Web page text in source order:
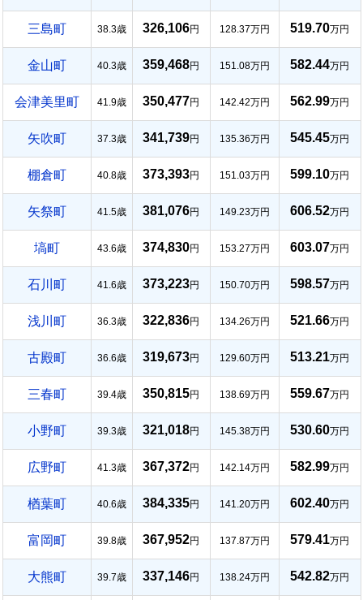
三島町 38.3歳 326,106円 128.37万円 519.70万円
金山町 40.3歳 359,468円 151.08万円 582.44万円
会津美里町 41.9歳 350,477円 142.42万円 562.99万円
矢吹町 37.3歳 341,739円 135.36万円 545.45万円
棚倉町 40.8歳 373,393円 151.03万円 599.10万円
矢祭町 41.5歳 381,076円 149.23万円 606.52万円
塙町 43.6歳 374,830円 153.27万円 603.07万円
石川町 41.6歳 373,223円 150.70万円 598.57万円
浅川町 36.3歳 322,836円 134.26万円 521.66万円
古殿町 36.6歳 319,673円 129.60万円 513.21万円
三春町 39.4歳 350,815円 138.69万円 559.67万円
小野町 39.3歳 321,018円 145.38万円 530.60万円
広野町 41.3歳 367,372円 142.14万円 582.99万円
楢葉町 40.6歳 384,335円 141.20万円 602.40万円
富岡町 39.8歳 367,952円 137.87万円 579.41万円
大熊町 39.7歳 337,146円 138.24万円 542.82万円